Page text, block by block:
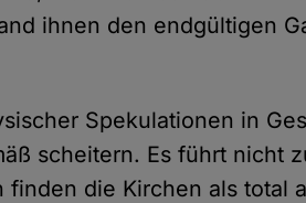
ihnen den endgültigen
Spekulationen in
scheitern. Es führt nicht
die Kirchen als total